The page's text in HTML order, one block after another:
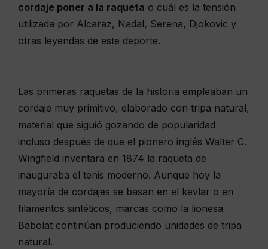
cordaje poner a la raqueta o cuál es la tensión
utilizada por Alcaraz, Nadal, Serena, Djokovic y
otras leyendas de este deporte.
Las primeras raquetas de la historia empleaban un
cordaje muy primitivo, elaborado con tripa natural,
material que siguió gozando de popularidad
incluso después de que el pionero inglés Walter C.
Wingfield inventara en 1874 la raqueta de
inauguraba el tenis moderno. Aunque hoy la
mayoría de cordajes se basan en el kevlar o en
filamentos sintéticos, marcas como la lionesa
Babolat continúan produciendo unidades de tripa
natural.